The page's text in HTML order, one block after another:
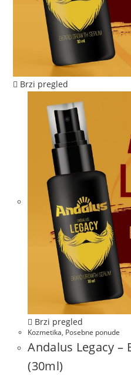
Brzi pregled
Brzi pregled
Kozmetika, Posebne ponude
Andalus Legacy –
(30ml)